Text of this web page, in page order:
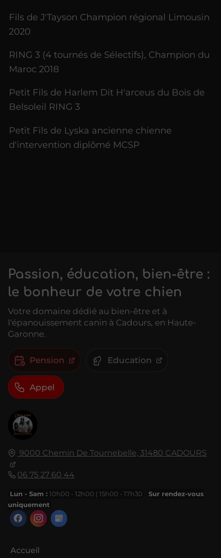
Fils de J'Tayson Champion régional Limousin
2020
RING 3 (4 tournés de Sélectifs), Champion du
Maroc 2018
Petit Fils de Harlem Dit H'arceus du Bois de
Belsoleil RING 3
Petit Fils de Lyska ancienne chienne
d'intervention diplômé MCSP
9000 Chemin De Tournebelle,31480 CADOURS
06 75 27 60 44
Lun - Sam :10h00 - 12h00 | 15h00 - 17h30
Sur rendez-vous
uniquement
Accueil
Passion, éducation, bien-être :
le bonheur de votre chien
Votre domaine dédié au bien-être et à
l'épanouissement canin à Cadours, en Haute-
Garonne.
Pension Education
Appel